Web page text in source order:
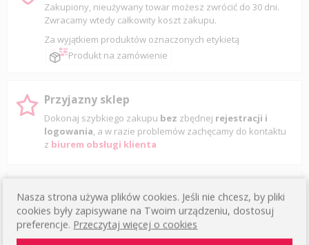
Zakupiony, nieużywany towar możesz zwrócić do 30 dni.
Zwracamy wtedy całkowity koszt zakupu.
Za wyjątkiem produktów oznaczonych etykietą
Produkt na zamówienie
Przyjazny sklep
Dokonaj szybkiego zakupu bez zbędnej rejestracji i
logowania, a w razie problemów zachęcamy do kontaktu
z biurem obsługi klienta
Produkt polski
Wszystkie nasze produkty wyprodukowane są przez
polskich producentówz materiałów najwyższej jakości.
Nasza strona używa plików cookies. Jeśli nie chcesz, by pliki
cookies były zapisywane na Twoim urządzeniu, dostosuj
preferencje. Przeczytaj więcej o cookies